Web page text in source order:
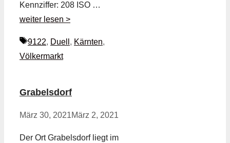
Kennziffer: 208 ISO …
weiter lesen >
Schlagwörter
9122, Duell , Kärnten,
Völkermarkt
Grabelsdorf
März 30, 2021März 2, 2021
Der Ort Grabelsdorf liegt im